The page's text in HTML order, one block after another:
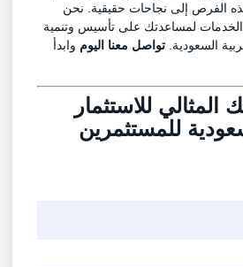
الفرص إلى نجاحات حقيقية. نحن
لمساعدتك على تأسيس وتنمية
السعودية.تواصل معنا اليوموابدأ
للاستثمار
للمستثمرين